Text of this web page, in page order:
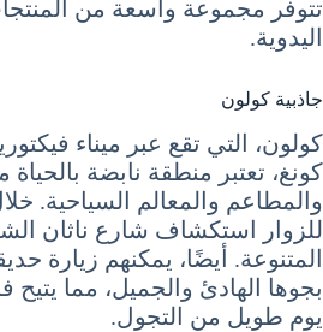
تتوفر مجموعة واسعة من
اليدوية.
جاذبية كولون
كولون، التي تقع عبر ميناء
كونغ، تعتبر منطقة نابضة بالحياة
والمطاعم والمعالم السياحية.
للزوار استكشاف شارع ناثان
المتنوعة. أيضًا، يمكنهم زيارة
بجوها الهادئ والجميل، مما يتيح
يوم طويل من التجول.